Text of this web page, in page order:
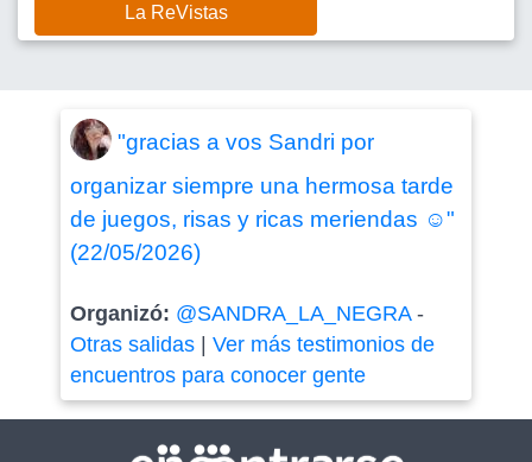
La ReVistas
"gracias a vos Sandri por
organizar siempre una hermosa tarde
de juegos, risas y ricas meriendas ☺️"
(22/05/2026)
Organizó: @SANDRA_LA_NEGRA-
Otras salidas| Ver más testimonios de
encuentros para conocer gente